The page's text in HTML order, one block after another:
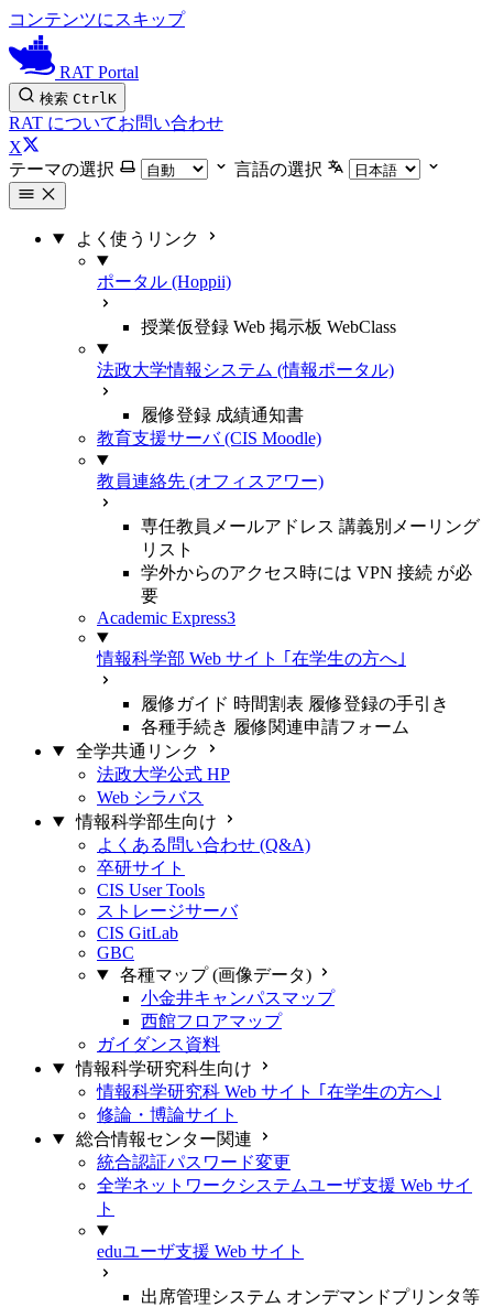
コンテンツにスキップ
RAT Portal
検索 CtrlK
RAT についてお問い合わせ
X
テーマの選択
言語の選択
よく使うリンク
ポータル (Hoppii)
授業仮登録 Web 掲示板 WebClass
法政大学情報システム (情報ポータル)
履修登録 成績通知書
教育支援サーバ (CIS Moodle)
教員連絡先 (オフィスアワー)
専任教員メールアドレス 講義別メーリング
リスト
学外からのアクセス時には VPN 接続 が必
要
Academic Express3
情報科学部 Web サイト ｢在学生の方へ｣
履修ガイド 時間割表 履修登録の手引き
各種手続き 履修関連申請フォーム
全学共通リンク
法政大学公式 HP
Web シラバス
情報科学部生向け
よくある問い合わせ (Q&A)
卒研サイト
CIS User Tools
ストレージサーバ
CIS GitLab
GBC
各種マップ (画像データ)
小金井キャンパスマップ
西館フロアマップ
ガイダンス資料
情報科学研究科生向け
情報科学研究科 Web サイト ｢在学生の方へ｣
修論・博論サイト
総合情報センター関連
統合認証パスワード変更
全学ネットワークシステムユーザ支援 Web サイ
ト
eduユーザ支援 Web サイト
出席管理システム オンデマンドプリンタ等